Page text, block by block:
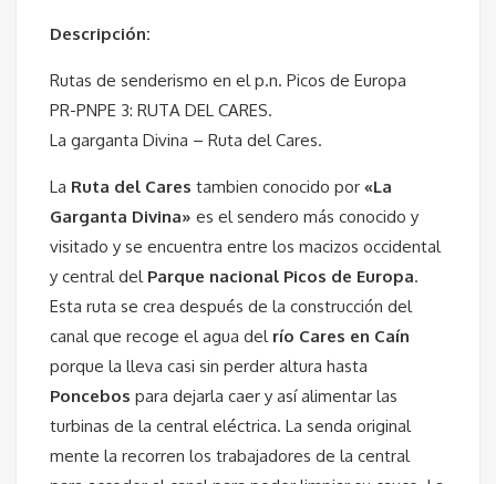
Descripción:
Rutas de senderismo en el p.n. Picos de Europa
PR-PNPE 3: RUTA DEL CARES.
La garganta Divina – Ruta del Cares.
La Ruta del Cares tambien conocido por «La
Garganta Divina» es el sendero más conocido y
visitado y se encuentra entre los macizos occidental
y central del Parque nacional Picos de Europa.
Esta ruta se crea después de la construcción del
canal que recoge el agua del río Cares en Caín
porque la lleva casi sin perder altura hasta
Poncebos para dejarla caer y así alimentar las
turbinas de la central eléctrica. La senda original
mente la recorren los trabajadores de la central